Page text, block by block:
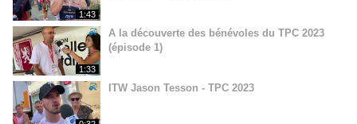
1:43
1:33
A la découverte des bénévoles du TPC 2023
(épisode 1)
ITW Jason Tesson - TPC 2023